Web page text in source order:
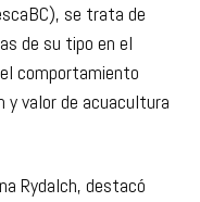
se trata de
de su tipo en el
comportamiento
y valor de acuacultura
Rydalch, destacó